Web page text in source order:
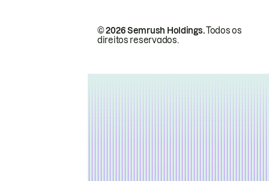
© 2026 Semrush Holdings.Todos os
direitos reservados.